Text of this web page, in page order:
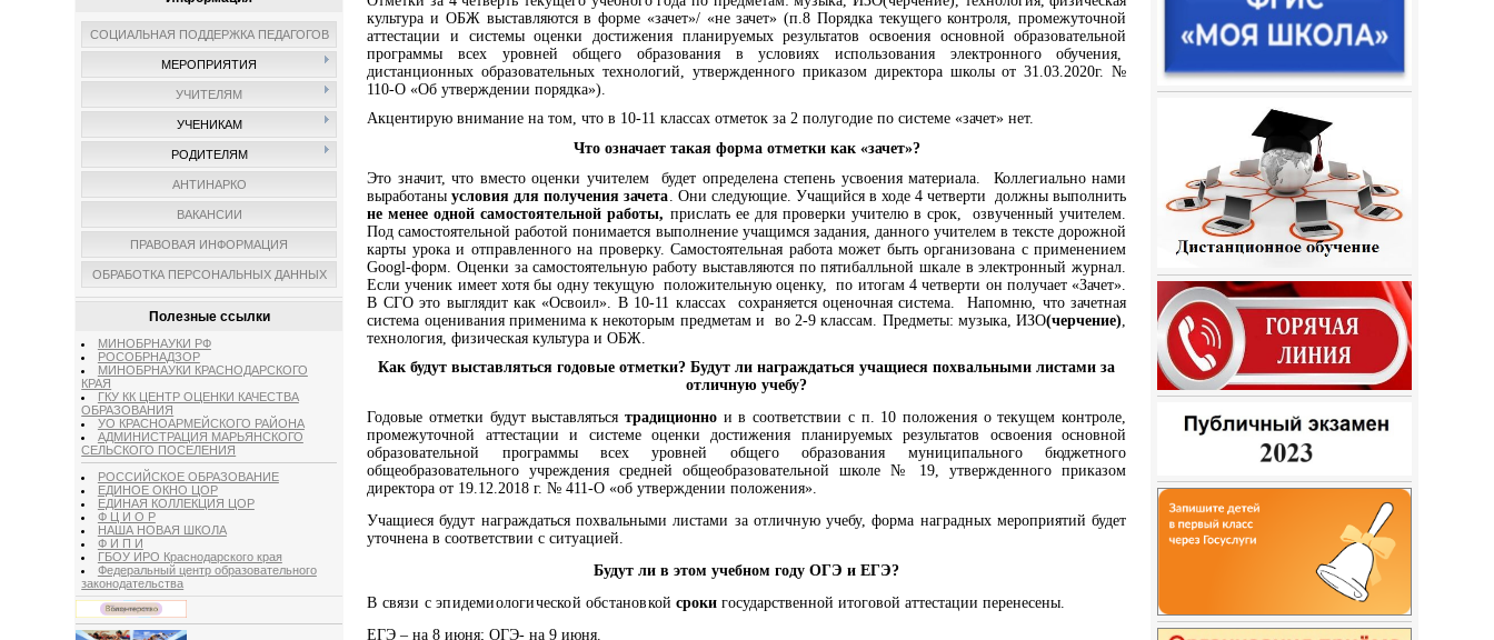
СОЦИАЛЬНАЯ ПОДДЕРЖКА ПЕДАГОГОВ
МЕРОПРИЯТИЯ
УЧИТЕЛЯМ
УЧЕНИКАМ
РОДИТЕЛЯМ
АНТИНАРКО
ВАКАНСИИ
ПРАВОВАЯ ИНФОРМАЦИЯ
ОБРАБОТКА ПЕРСОНАЛЬНЫХ ДАННЫХ
Полезные ссылки
МИНОБРНАУКИ РФ
РОСОБРНАДЗОР
МИНОБРНАУКИ КРАСНОДАРСКОГО
КРАЯ
ГКУ КК ЦЕНТР ОЦЕНКИ КАЧЕСТВА
ОБРАЗОВАНИЯ
УО КРАСНОАРМЕЙСКОГО РАЙОНА
АДМИНИСТРАЦИЯ МАРЬЯНСКОГО
СЕЛЬСКОГО ПОСЕЛЕНИЯ
РОССИЙСКОЕ ОБРАЗОВАНИЕ
ЕДИНОЕ ОКНО ЦОР
ЕДИНАЯ КОЛЛЕКЦИЯ ЦОР
Ф Ц И О Р
НАША НОВАЯ ШКОЛА
Ф И П И
ГБОУ ИРО Краснодарского края
Федеральный центр образовательного
законодательства
культура и ОБЖ выставляются в форме «зачет»/ «не зачет» (п.8 Порядка текущего контроля, промежуточной
аттестации и системы оценки достижения планируемых результатов освоения основной образовательной
программы всех уровней общего образования в условиях использования электронного обучения,
дистанционных образовательных технологий, утвержденного приказом директора школы от 31.03.2020г. №
110-О «Об утверждении порядка»).
Акцентирую внимание на том, что в 10-11 классах отметок за 2 полугодие по системе «зачет» нет.
Что означает такая форма отметки как «зачет»?
Это значит, что вместо оценки учителем будет определена степень усвоения материала. Коллегиально нами
выработаныусловия для получения зачета . Они следующие. Учащийся в ходе 4 четверти должны выполнить
не менее одной самостоятельной работы, прислать ее для проверки учителю в срок, озвученный учителем.
Под самостоятельной работой понимается выполнение учащимся задания, данного учителем в тексте дорожной
карты урока и отправленного на проверку. Самостоятельная работа может быть организована с применением
Googl-форм. Оценки за самостоятельную работу выставляются по пятибалльной шкале в электронный журнал.
Если ученик имеет хотя бы одну текущую положительную оценку, по итогам 4 четверти он получает «Зачет».
В СГО это выглядит как «Освоил». В 10-11 классах сохраняется оценочная система. Напомню, что зачетная
система оценивания применима к некоторым предметам и во 2-9 классам. Предметы: музыка, ИЗО(черчение)
технология, физическая культура и ОБЖ.
Как будут выставляться годовые отметки? Будут ли награждаться учащиеся похвальными листами за
отличную учебу?
Годовые отметки будут выставлятьсятрадиционно и в соответствии с п. 10 положения о текущем контроле,
промежуточной аттестации и системе оценки достижения планируемых результатов освоения основной
образовательной программы всех уровней общего образования муниципального бюджетного
общеобразовательного учреждения средней общеобразовательной школе № 19, утвержденного приказом
директора от 19.12.2018 г. № 411-О «об утверждении положения».
Учащиеся будут награждаться похвальными листами за отличную учебу, форма наградных мероприятий будет
уточнена в соответствии с ситуацией.
Будут ли в этом учебном году ОГЭ и ЕГЭ?
В связи с эпидемиологической обстановкойсроки государственной итоговой аттестации перенесены.
ЕГЭ – на 8 июня; ОГЭ- на 9 июня.